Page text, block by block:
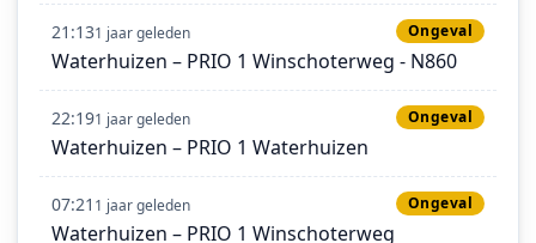
21:131 jaar geleden Ongeval
Waterhuizen – PRIO 1 Winschoterweg - N860
22:191 jaar geleden Ongeval
Waterhuizen – PRIO 1 Waterhuizen
07:21 1 jaar geleden Ongeval
Waterhuizen – PRIO 1 Winschoterweg